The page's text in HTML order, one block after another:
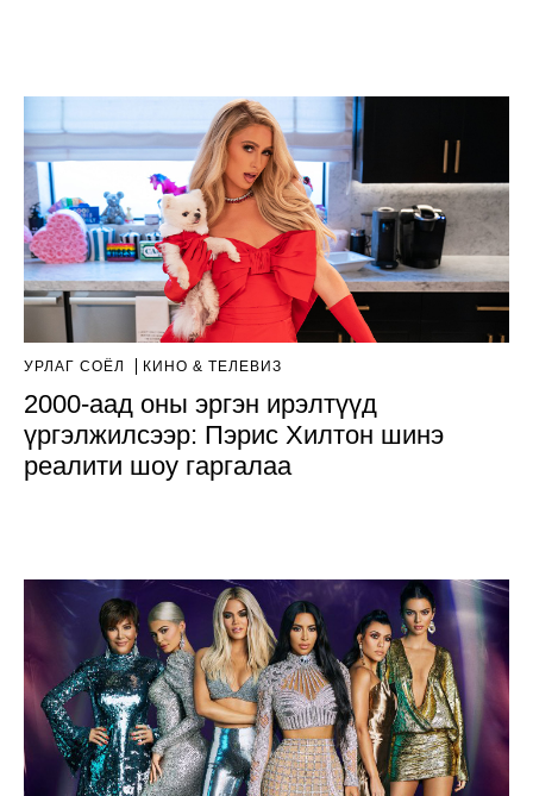
УРЛАГ СОЁЛ КИНО & ТЕЛЕВИЗ
2000-аад оны эргэн ирэлтүүд
үргэлжилсээр: Пэрис Хилтон шинэ
реалити шоу гаргалаа